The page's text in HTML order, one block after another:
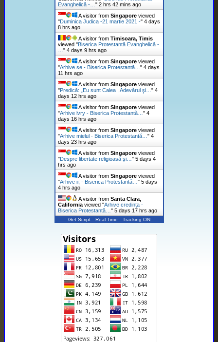
Evanghelică -…" 2 hrs 42 mins ago
A visitor from Singaporeviewed
"Duminica Judica -21 martie 2021 -" 4 days
8 hrs ago
A visitor from Timisoara, Timis
viewed "Biserica Protestantă Evanghelică -
…" 4 days 9 hrs ago
A visitor from Singaporeviewed
"Arhive se - Biserica Protestantă…" 4 days
11 hrs ago
A visitor from Singaporeviewed
"Predică: „Eu sunt Calea , Adevărul şi…" 4
days 12 hrs ago
A visitor from Singaporeviewed
"Arhive lvry - Biserica Protestantă…" 4
days 16 hrs ago
A visitor from Singaporeviewed
"Arhive mielul - Biserica Protestantă…" 4
days 23 hrs ago
A visitor from Singaporeviewed
"Despre libertate religioasă și…" 5 days 4
hrs ago
A visitor from Singaporeviewed
"Arhive ii, - Biserica Protestantă…" 5 days
4 hrs ago
A visitor from Santa Clara,
Californiaviewed "Arhive credința -
Biserica Protestantă…" 5 days 17 hrs ago
Get Script Real Time Tracking ON